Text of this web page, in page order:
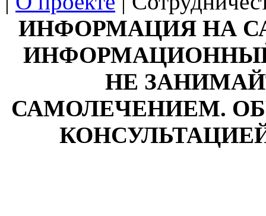
ИНФОРМАЦИЯ НА
НЕ
САМОЛЕЧЕНИЕМ.